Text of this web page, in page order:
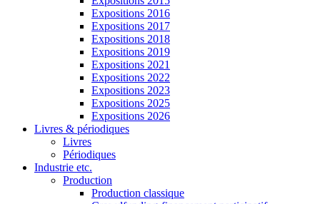
Expositions 2016
Expositions 2017
Expositions 2018
Expositions 2019
Expositions 2021
Expositions 2022
Expositions 2023
Expositions 2025
Expositions 2026
Livres & périodiques
Livres
Périodiques
Industrie etc.
Production
Production classique